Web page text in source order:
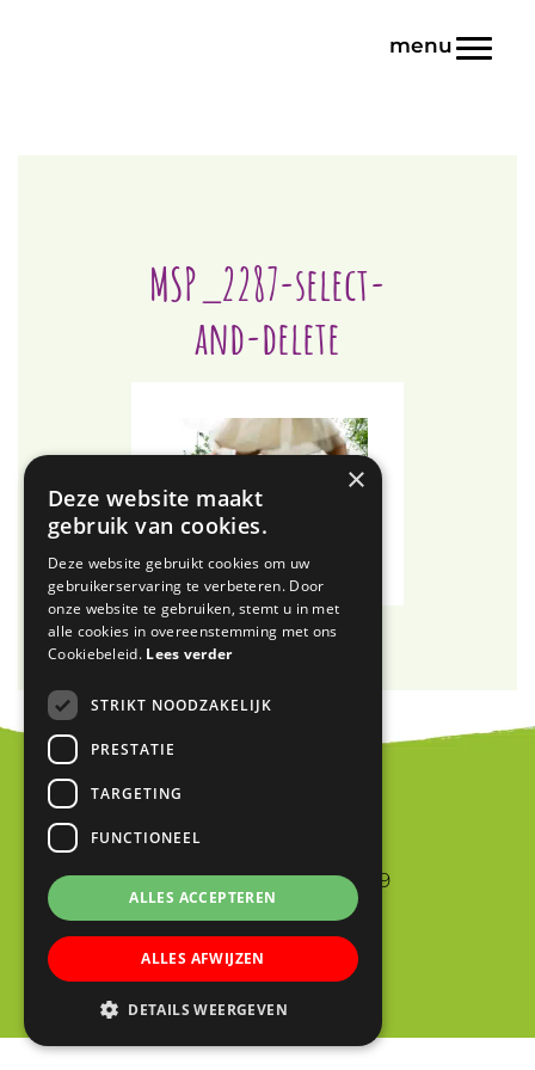
MSP_2287-select-
and-delete
Jan van Riebeeckstraat 9
4105 BA CULEMBORG
0345 523698
info@blinkschool.nl
×
Deze website maakt
gebruik van cookies.
Deze website gebruikt cookies om uw
gebruikerservaring te verbeteren. Door
onze website te gebruiken, stemt u in met
alle cookies in overeenstemming met ons
Cookiebeleid. Lees verder
STRIKT NOODZAKELIJK
PRESTATIE
TARGETING
FUNCTIONEEL
ALLES ACCEPTEREN
ALLES AFWIJZEN
DETAILS WEERGEVEN